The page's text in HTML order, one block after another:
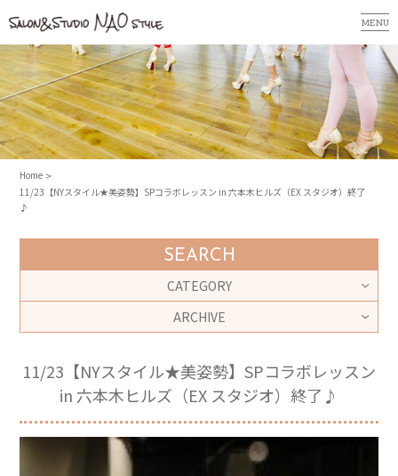
MENU
Home
11/23【NYスタイル★美姿勢】SPコラボレッスン in 六本木ヒルズ（EX スタジオ）終了
♪
SEARCH
CATEGORY
ARCHIVE
11/23【NYスタイル★美姿勢】SPコラボレッスン
in 六本木ヒルズ（EX スタジオ）終了♪